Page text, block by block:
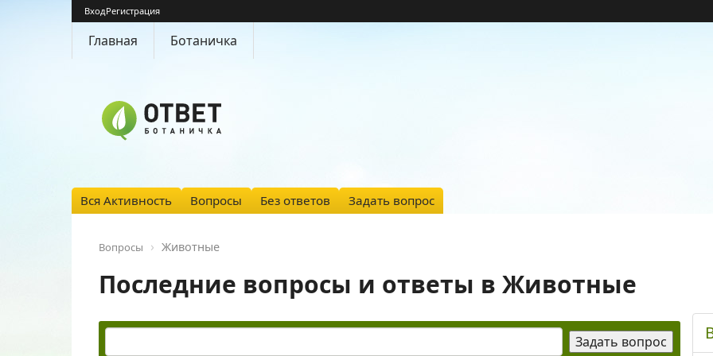
ВходРегистрация
Главная Ботаничка
Вся Активность Вопросы Без ответов Задать вопрос
Вопросы Животные
Последние вопросы и ответы в Животные